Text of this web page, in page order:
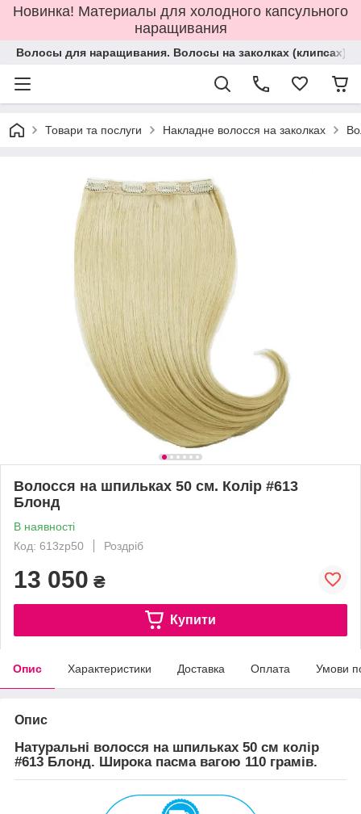
Новинка! Материалы для холодного капсульного
наращивания
Волосы для наращивания. Волосы на заколках (клипсах).
Товари та послуги Накладне волосся на заколках
Волосся на шпильках 50 см. Колір #613
Блонд
В наявності
Код: 613zp50
Роздріб
13 050 ₴
Купити
Опис Характеристики Доставка Оплата Умови
Опис
Натуральні волосся на шпильках 50 см колір
#613 Блонд. Широка пасма вагою 110 грамів.